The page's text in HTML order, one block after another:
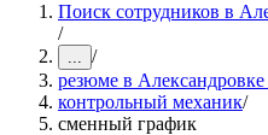
Поиск сотрудников в
/
... /
резюме в
контрольный механик/
сменный график